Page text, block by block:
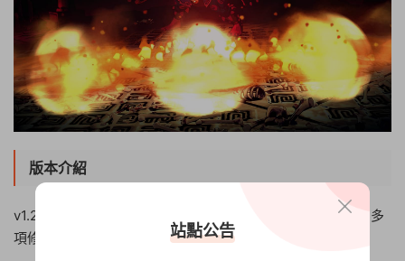
版本介紹
v1.24.3.1|容量2.78GB|官方簡體中文|支持鍵盤.鼠标.手柄|贈多
項修改器
站點公告